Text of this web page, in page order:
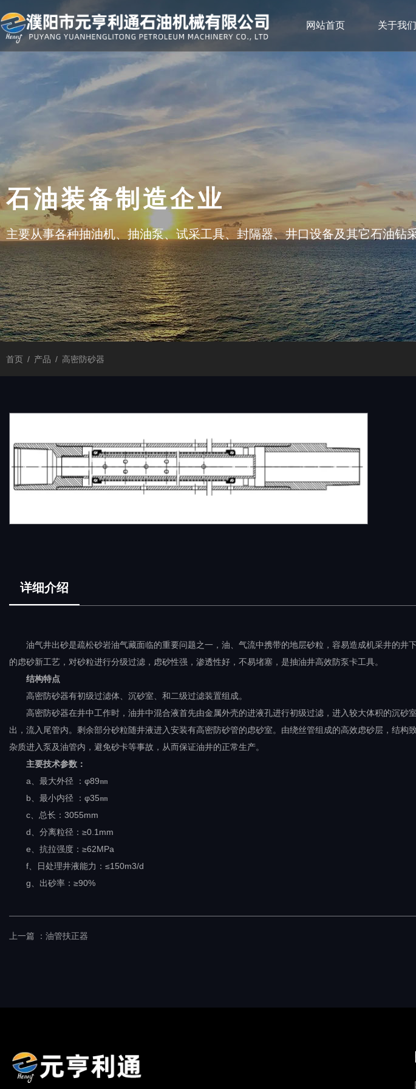
网站首页 关于我们
石油装备制造企业
主要从事各种抽油机、抽油泵、试采工具、封隔器、井口设备及其它石油钻
首页 / 产品 / 高密防砂器
详细介绍
油气井出砂是疏松砂岩油气藏面临的重要问题之一，油、气流中携带的地层砂粒，容易造成机采井的
的虑砂新工艺，对砂粒进行分级过滤，虑砂性强，渗透性好，不易堵塞，是抽油井高效防泵卡工具。
结构特点
高密防砂器有初级过滤体、沉砂室、和二级过滤装置组成。
高密防砂器在井中工作时，油井中混合液首先由金属外壳的进液孔进行初级过滤，进入较大体积的沉
出，流入尾管内。剩余部分砂粒随井液进入安装有高密防砂管的虑砂室。由绕丝管组成的高效虑砂层，结
杂质进入泵及油管内，避免砂卡等事故，从而保证油井的正常生产。
主要技术参数：
a、最大外径 ：φ89㎜
b、最小内径 ：φ35㎜
c、总长：3055mm
d、分离粒径：≥0.1mm
e、抗拉强度：≥62MPa
f、日处理井液能力：≤150m3/d
g、出砂率：≥90%
上一篇 ： 油管扶正器